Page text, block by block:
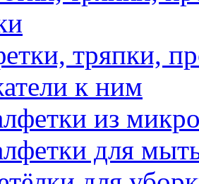
тряпки,
к ним
из
для